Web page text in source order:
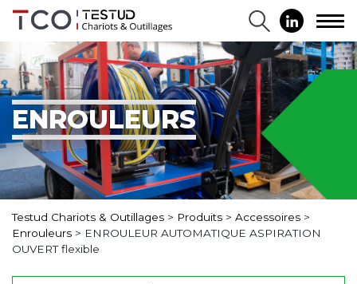
ENROULEURS
Testud Chariots & Outillages > Produits > Accessoires >
Enrouleurs > ENROULEUR AUTOMATIQUE ASPIRATION
OUVERT flexible